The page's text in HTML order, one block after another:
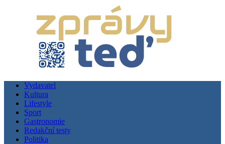
Vydavatel
Kultura
Lifestyle
Sport
Gastronomie
Redakční testy
Politika